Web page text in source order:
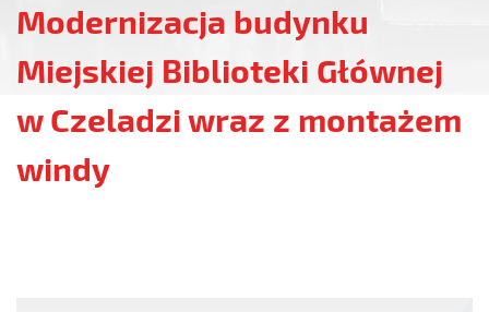
Modernizacja budynku
Miejskiej Biblioteki Głównej
w Czeladzi wraz z montażem
windy